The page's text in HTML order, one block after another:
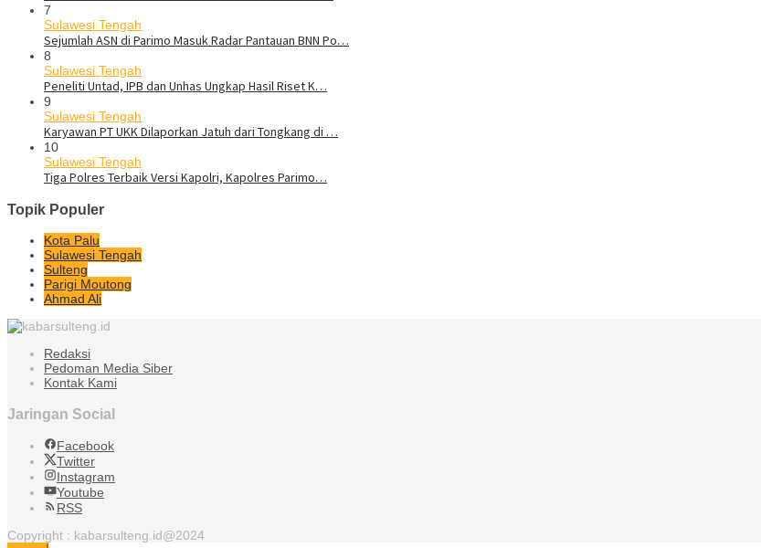
7
Sulawesi Tengah
Sejumlah ASN di Parimo Masuk Radar Pantauan BNN Po…
8
Sulawesi Tengah
Peneliti Untad, IPB dan Unhas Ungkap Hasil Riset K…
9
Sulawesi Tengah
Karyawan PT UKK Dilaporkan Jatuh dari Tongkang di …
10
Sulawesi Tengah
Tiga Polres Terbaik Versi Kapolri, Kapolres Parimo…
Topik Populer
Kota Palu
Sulawesi Tengah
Sulteng
Parigi Moutong
Ahmad Ali
Redaksi
Pedoman Media Siber
Kontak Kami
Jaringan Social
Facebook
Twitter
Instagram
Youtube
RSS
Copyright : kabarsulteng.id@2024